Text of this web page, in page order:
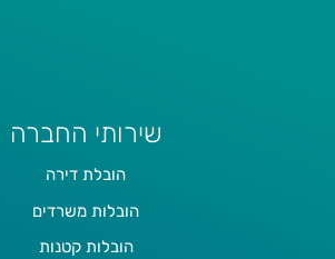
שירותי החברה
הובלת דירה
הובלות משרדים
הובלות קטנות